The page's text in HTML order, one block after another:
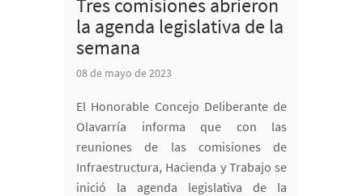
la agenda legislativa de la
semana
08 de mayo de 2023
El Honorable Concejo Deliberante de
Olavarría informa que con las
reuniones de las comisiones de
Infraestructura, Hacienda y Trabajo se
inició la agenda legislativa de la